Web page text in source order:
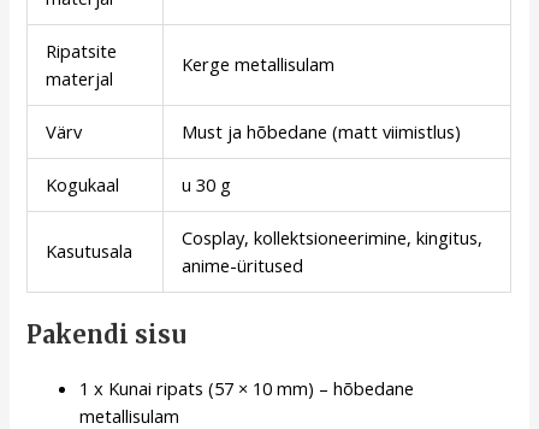
Ripatsite
materjal
Kerge metallisulam
Värv Must ja hõbedane (matt viimistlus)
Kogukaal u 30 g
Kasutusala
Cosplay, kollektsioneerimine, kingitus,
anime-üritused
Pakendi sisu
1 x Kunai ripats (57 × 10 mm) – hõbedane
metallisulam